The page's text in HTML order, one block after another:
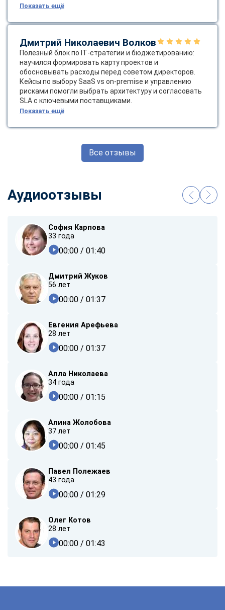
Показать ещё
Дмитрий Николаевич Волков
Полезный блок по IT‑стратегии и бюджетированию:
научился формировать карту проектов и
обосновывать расходы перед советом директоров.
Кейсы по выбору SaaS vs on‑premise и управлению
рисками помогли выбрать архитектуру и согласовать
SLA с ключевыми поставщиками.
Показать ещё
Все отзывы
Аудиоотзывы
София Карпова
33 года
00:00 / 01:40
Дмитрий Жуков
56 лет
00:00 / 01:37
Евгения Арефьева
28 лет
00:00 / 01:37
Алла Николаева
34 года
00:00 / 01:15
Алина Жолобова
37 лет
00:00 / 01:45
Павел Полежаев
43 года
00:00 / 01:29
Олег Котов
28 лет
00:00 / 01:43